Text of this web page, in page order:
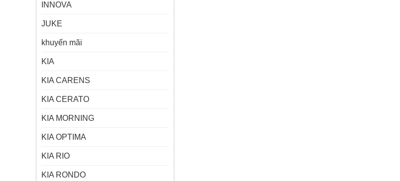
INNOVA
JUKE
khuyến mãi
KIA
KIA CARENS
KIA CERATO
KIA MORNING
KIA OPTIMA
KIA RIO
KIA RONDO